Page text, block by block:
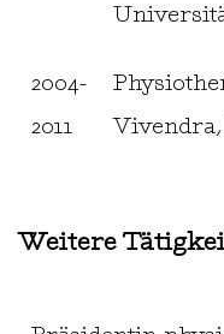
2004-
2011
Weitere